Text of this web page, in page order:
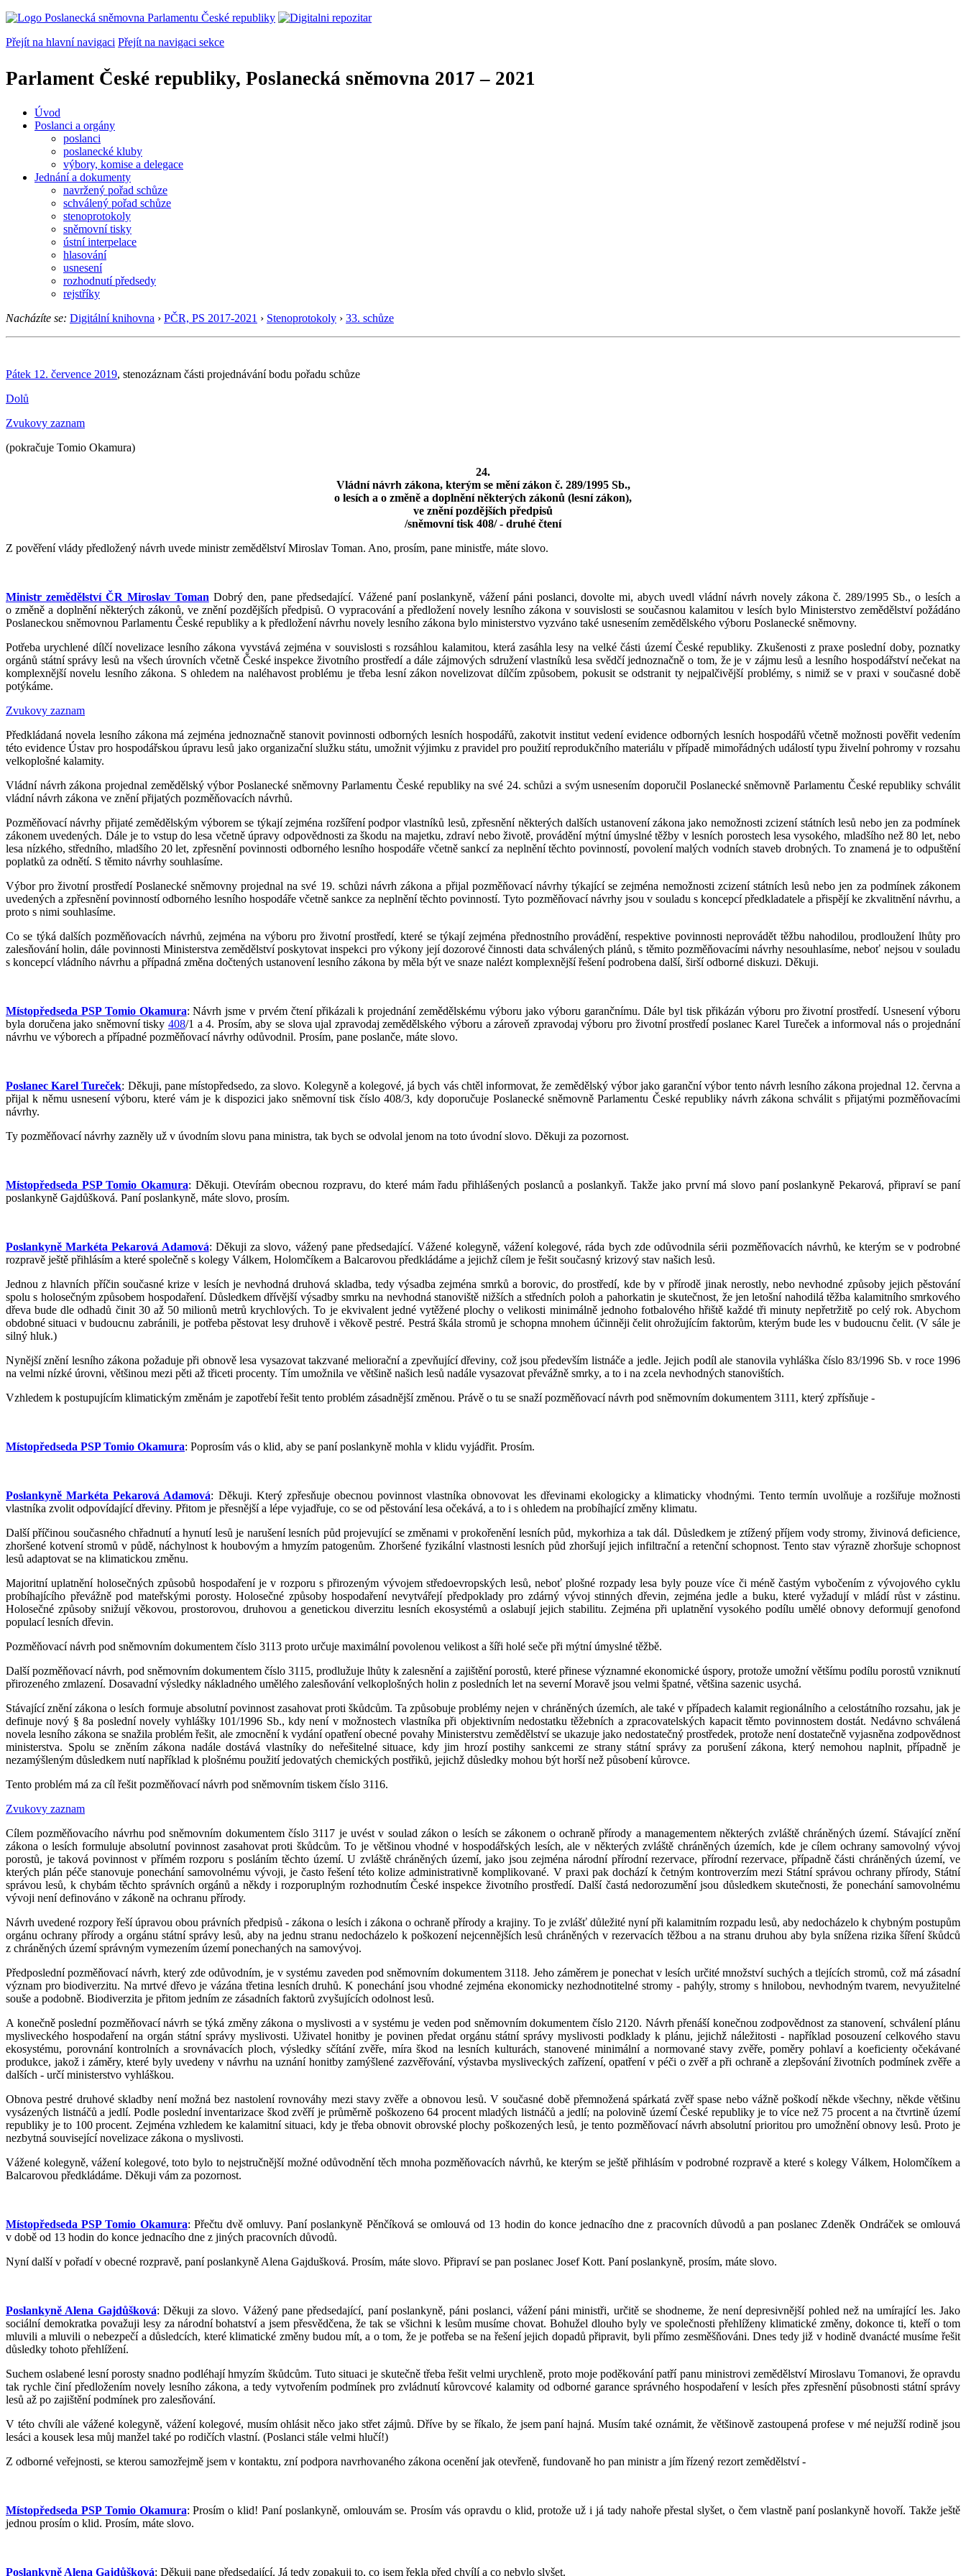
Přejít na hlavní navigaci Přejít na navigaci sekce
Parlament České republiky, Poslanecká sněmovna 2017 – 2021
Úvod
Poslanci a orgány
poslanci
poslanecké kluby
výbory, komise a delegace
Jednání a dokumenty
navržený pořad schůze
schválený pořad schůze
stenoprotokoly
sněmovní tisky
ústní interpelace
hlasování
usnesení
rozhodnutí předsedy
rejstříky
Nacházíte se: Digitální knihovna › PČR, PS 2017-2021 › Stenoprotokoly › 33. schůze
Pátek 12. července 2019, stenozáznam části projednávání bodu pořadu schůze
Dolů
Zvukovy zaznam
(pokračuje Tomio Okamura)
24.
Vládní návrh zákona, kterým se mění zákon č. 289/1995 Sb.,
o lesích a o změně a doplnění některých zákonů (lesní zákon),
ve znění pozdějších předpisů
/sněmovní tisk 408/ - druhé čtení
Z pověření vlády předložený návrh uvede ministr zemědělství Miroslav Toman. Ano, prosím, pane ministře, máte slovo.
Ministr zemědělství ČR Miroslav Toman Dobrý den, pane předsedající. Vážené paní poslankyně, vážení páni poslanci, dovolte mi, abych uvedl vládní návrh novely zákona č. 289/1995 Sb., o lesích a
o změně a doplnění některých zákonů, ve znění pozdějších předpisů. O vypracování a předložení novely lesního zákona v souvislosti se současnou kalamitou v lesích bylo Ministerstvo zemědělství požádáno
Poslaneckou sněmovnou Parlamentu České republiky a k předložení návrhu novely lesního zákona bylo ministerstvo vyzváno také usnesením zemědělského výboru Poslanecké sněmovny.
Potřeba urychlené dílčí novelizace lesního zákona vyvstává zejména v souvislosti s rozsáhlou kalamitou, která zasáhla lesy na velké části území České republiky. Zkušenosti z praxe poslední doby, poznatky
orgánů státní správy lesů na všech úrovních včetně České inspekce životního prostředí a dále zájmových sdružení vlastníků lesa svědčí jednoznačně o tom, že je v zájmu lesů a lesního hospodářství nečekat na
komplexnější novelu lesního zákona. S ohledem na naléhavost problému je třeba lesní zákon novelizovat dílčím způsobem, pokusit se odstranit ty nejpalčivější problémy, s nimiž se v praxi v současné době
potýkáme.
Zvukovy zaznam
Předkládaná novela lesního zákona má zejména jednoznačně stanovit povinnosti odborných lesních hospodářů, zakotvit institut vedení evidence odborných lesních hospodářů včetně možnosti pověřit vedením
této evidence Ústav pro hospodářskou úpravu lesů jako organizační služku státu, umožnit výjimku z pravidel pro použití reprodukčního materiálu v případě mimořádných událostí typu živelní pohromy v rozsahu
velkoplošné kalamity.
Vládní návrh zákona projednal zemědělský výbor Poslanecké sněmovny Parlamentu České republiky na své 24. schůzi a svým usnesením doporučil Poslanecké sněmovně Parlamentu České republiky schválit
vládní návrh zákona ve znění přijatých pozměňovacích návrhů.
Pozměňovací návrhy přijaté zemědělským výborem se týkají zejména rozšíření podpor vlastníků lesů, zpřesnění některých dalších ustanovení zákona jako nemožnosti zcizení státních lesů nebo jen za podmínek
zákonem uvedených. Dále je to vstup do lesa včetně úpravy odpovědnosti za škodu na majetku, zdraví nebo životě, provádění mýtní úmyslné těžby v lesních porostech lesa vysokého, mladšího než 80 let, nebo
lesa nízkého, středního, mladšího 20 let, zpřesnění povinnosti odborného lesního hospodáře včetně sankcí za neplnění těchto povinností, povolení malých vodních staveb drobných. To znamená je to odpuštění
poplatků za odnětí. S těmito návrhy souhlasíme.
Výbor pro životní prostředí Poslanecké sněmovny projednal na své 19. schůzi návrh zákona a přijal pozměňovací návrhy týkající se zejména nemožnosti zcizení státních lesů nebo jen za podmínek zákonem
uvedených a zpřesnění povinností odborného lesního hospodáře včetně sankce za neplnění těchto povinností. Tyto pozměňovací návrhy jsou v souladu s koncepcí předkladatele a přispějí ke zkvalitnění návrhu, a
proto s nimi souhlasíme.
Co se týká dalších pozměňovacích návrhů, zejména na výboru pro životní prostředí, které se týkají zejména přednostního provádění, respektive povinnosti neprovádět těžbu nahodilou, prodloužení lhůty pro
zalesňování holin, dále povinnosti Ministerstva zemědělství poskytovat inspekci pro výkony její dozorové činnosti data schválených plánů, s těmito pozměňovacími návrhy nesouhlasíme, neboť nejsou v souladu
s koncepcí vládního návrhu a případná změna dočtených ustanovení lesního zákona by měla být ve snaze nalézt komplexnější řešení podrobena další, širší odborné diskuzi. Děkuji.
Místopředseda PSP Tomio Okamura: Návrh jsme v prvém čtení přikázali k projednání zemědělskému výboru jako výboru garančnímu. Dále byl tisk přikázán výboru pro životní prostředí. Usnesení výboru
byla doručena jako sněmovní tisky 408/1 a 4. Prosím, aby se slova ujal zpravodaj zemědělského výboru a zároveň zpravodaj výboru pro životní prostředí poslanec Karel Tureček a informoval nás o projednání
návrhu ve výborech a případné pozměňovací návrhy odůvodnil. Prosím, pane poslanče, máte slovo.
Poslanec Karel Tureček: Děkuji, pane místopředsedo, za slovo. Kolegyně a kolegové, já bych vás chtěl informovat, že zemědělský výbor jako garanční výbor tento návrh lesního zákona projednal 12. června a
přijal k němu usnesení výboru, které vám je k dispozici jako sněmovní tisk číslo 408/3, kdy doporučuje Poslanecké sněmovně Parlamentu České republiky návrh zákona schválit s přijatými pozměňovacími
návrhy.
Ty pozměňovací návrhy zazněly už v úvodním slovu pana ministra, tak bych se odvolal jenom na toto úvodní slovo. Děkuji za pozornost.
Místopředseda PSP Tomio Okamura: Děkuji. Otevírám obecnou rozpravu, do které mám řadu přihlášených poslanců a poslankyň. Takže jako první má slovo paní poslankyně Pekarová, připraví se paní
poslankyně Gajdůšková. Paní poslankyně, máte slovo, prosím.
Poslankyně Markéta Pekarová Adamová: Děkuji za slovo, vážený pane předsedající. Vážené kolegyně, vážení kolegové, ráda bych zde odůvodnila sérii pozměňovacích návrhů, ke kterým se v podrobné
rozpravě ještě přihlásím a které společně s kolegy Válkem, Holomčíkem a Balcarovou předkládáme a jejichž cílem je řešit současný krizový stav našich lesů.
Jednou z hlavních příčin současné krize v lesích je nevhodná druhová skladba, tedy výsadba zejména smrků a borovic, do prostředí, kde by v přírodě jinak nerostly, nebo nevhodné způsoby jejich pěstování
spolu s holosečným způsobem hospodaření. Důsledkem dřívější výsadby smrku na nevhodná stanoviště nižších a středních poloh a pahorkatin je skutečnost, že jen letošní nahodilá těžba kalamitního smrkového
dřeva bude dle odhadů činit 30 až 50 milionů metrů krychlových. To je ekvivalent jedné vytěžené plochy o velikosti minimálně jednoho fotbalového hřiště každé tři minuty nepřetržitě po celý rok. Abychom
obdobné situaci v budoucnu zabránili, je potřeba pěstovat lesy druhově i věkově pestré. Pestrá škála stromů je schopna mnohem účinněji čelit ohrožujícím faktorům, kterým bude les v budoucnu čelit. (V sále je
silný hluk.)
Nynější znění lesního zákona požaduje při obnově lesa vysazovat takzvané meliorační a zpevňující dřeviny, což jsou především listnáče a jedle. Jejich podíl ale stanovila vyhláška číslo 83/1996 Sb. v roce 1996
na velmi nízké úrovni, většinou mezi pěti až třiceti procenty. Tím umožnila ve většině našich lesů nadále vysazovat převážně smrky, a to i na zcela nevhodných stanovištích.
Vzhledem k postupujícím klimatickým změnám je zapotřebí řešit tento problém zásadnější změnou. Právě o tu se snaží pozměňovací návrh pod sněmovním dokumentem 3111, který zpřísňuje -
Místopředseda PSP Tomio Okamura: Poprosím vás o klid, aby se paní poslankyně mohla v klidu vyjádřit. Prosím.
Poslankyně Markéta Pekarová Adamová: Děkuji. Který zpřesňuje obecnou povinnost vlastníka obnovovat les dřevinami ekologicky a klimaticky vhodnými. Tento termín uvolňuje a rozšiřuje možnosti
vlastníka zvolit odpovídající dřeviny. Přitom je přesnější a lépe vyjadřuje, co se od pěstování lesa očekává, a to i s ohledem na probíhající změny klimatu.
Další příčinou současného chřadnutí a hynutí lesů je narušení lesních půd projevující se změnami v prokořenění lesních půd, mykorhiza a tak dál. Důsledkem je ztížený příjem vody stromy, živinová deficience,
zhoršené kotvení stromů v půdě, náchylnost k houbovým a hmyzím patogenům. Zhoršené fyzikální vlastnosti lesních půd zhoršují jejich infiltrační a retenční schopnost. Tento stav výrazně zhoršuje schopnost
lesů adaptovat se na klimatickou změnu.
Majoritní uplatnění holosečných způsobů hospodaření je v rozporu s přirozeným vývojem středoevropských lesů, neboť plošné rozpady lesa byly pouze více či méně častým vybočením z vývojového cyklu
probíhajícího převážně pod mateřskými porosty. Holosečné způsoby hospodaření nevytvářejí předpoklady pro zdárný vývoj stinných dřevin, zejména jedle a buku, které vyžadují v mládí růst v zástinu.
Holosečné způsoby snižují věkovou, prostorovou, druhovou a genetickou diverzitu lesních ekosystémů a oslabují jejich stabilitu. Zejména při uplatnění vysokého podílu umělé obnovy deformují genofond
populací lesních dřevin.
Pozměňovací návrh pod sněmovním dokumentem číslo 3113 proto určuje maximální povolenou velikost a šíři holé seče při mýtní úmyslné těžbě.
Další pozměňovací návrh, pod sněmovním dokumentem číslo 3115, prodlužuje lhůty k zalesnění a zajištění porostů, které přinese významné ekonomické úspory, protože umožní většímu podílu porostů vzniknutí
přirozeného zmlazení. Dosavadní výsledky nákladného umělého zalesňování velkoplošných holin z posledních let na severní Moravě jsou velmi špatné, většina sazenic usychá.
Stávající znění zákona o lesích formuje absolutní povinnost zasahovat proti škůdcům. Ta způsobuje problémy nejen v chráněných územích, ale také v případech kalamit regionálního a celostátního rozsahu, jak je
definuje nový § 8a poslední novely vyhlášky 101/1996 Sb., kdy není v možnostech vlastníka při objektivním nedostatku těžebních a zpracovatelských kapacit těmto povinnostem dostát. Nedávno schválená
novela lesního zákona se snažila problém řešit, ale zmocnění k vydání opatření obecné povahy Ministerstvu zemědělství se ukazuje jako nedostatečný prostředek, protože není dostatečně vyjasněna zodpovědnost
ministerstva. Spolu se zněním zákona nadále dostává vlastníky do neřešitelné situace, kdy jim hrozí postihy sankcemi ze strany státní správy za porušení zákona, který nemohou naplnit, případně je
nezamýšleným důsledkem nutí například k plošnému použití jedovatých chemických postřiků, jejichž důsledky mohou být horší než působení kůrovce.
Tento problém má za cíl řešit pozměňovací návrh pod sněmovním tiskem číslo 3116.
Zvukovy zaznam
Cílem pozměňovacího návrhu pod sněmovním dokumentem číslo 3117 je uvést v soulad zákon o lesích se zákonem o ochraně přírody a managementem některých zvláště chráněných území. Stávající znění
zákona o lesích formuluje absolutní povinnost zasahovat proti škůdcům. To je většinou vhodné v hospodářských lesích, ale v některých zvláště chráněných územích, kde je cílem ochrany samovolný vývoj
porostů, je taková povinnost v přímém rozporu s posláním těchto území. U zvláště chráněných území, jako jsou zejména národní přírodní rezervace, přírodní rezervace, případně části chráněných území, ve
kterých plán péče stanovuje ponechání samovolnému vývoji, je často řešení této kolize administrativně komplikované. V praxi pak dochází k četným kontroverzím mezi Státní správou ochrany přírody, Státní
správou lesů, k chybám těchto správních orgánů a někdy i rozporuplným rozhodnutím České inspekce životního prostředí. Další častá nedorozumění jsou důsledkem skutečnosti, že ponechání samovolnému
vývoji není definováno v zákoně na ochranu přírody.
Návrh uvedené rozpory řeší úpravou obou právních předpisů - zákona o lesích i zákona o ochraně přírody a krajiny. To je zvlášť důležité nyní při kalamitním rozpadu lesů, aby nedocházelo k chybným postupům
orgánu ochrany přírody a orgánu státní správy lesů, aby na jednu stranu nedocházelo k poškození nejcennějších lesů chráněných v rezervacích těžbou a na stranu druhou aby byla snížena rizika šíření škůdců
z chráněných území správným vymezením území ponechaných na samovývoj.
Předposlední pozměňovací návrh, který zde odůvodním, je v systému zaveden pod sněmovním dokumentem 3118. Jeho záměrem je ponechat v lesích určité množství suchých a tlejících stromů, což má zásadní
význam pro biodiverzitu. Na mrtvé dřevo je vázána třetina lesních druhů. K ponechání jsou vhodné zejména ekonomicky nezhodnotitelné stromy - pahýly, stromy s hnilobou, nevhodným tvarem, nevyužitelné
souše a podobně. Biodiverzita je přitom jedním ze zásadních faktorů zvyšujících odolnost lesů.
A konečně poslední pozměňovací návrh se týká změny zákona o myslivosti a v systému je veden pod sněmovním dokumentem číslo 2120. Návrh přenáší konečnou zodpovědnost za stanovení, schválení plánu
mysliveckého hospodaření na orgán státní správy myslivosti. Uživatel honitby je povinen předat orgánu státní správy myslivosti podklady k plánu, jejichž náležitosti - například posouzení celkového stavu
ekosystému, porovnání kontrolních a srovnávacích ploch, výsledky sčítání zvěře, míra škod na lesních kulturách, stanovené minimální a normované stavy zvěře, poměry pohlaví a koeficienty očekávané
produkce, jakož i záměry, které byly uvedeny v návrhu na uznání honitby zamýšlené zazvěřování, výstavba mysliveckých zařízení, opatření v péči o zvěř a při ochraně a zlepšování životních podmínek zvěře a
dalších - určí ministerstvo vyhláškou.
Obnova pestré druhové skladby není možná bez nastolení rovnováhy mezi stavy zvěře a obnovou lesů. V současné době přemnožená spárkatá zvěř spase nebo vážně poškodí někde všechny, někde většinu
vysázených listnáčů a jedlí. Podle poslední inventarizace škod zvěří je průměrně poškozeno 64 procent mladých listnáčů a jedlí; na polovině území České republiky je to více než 75 procent a na čtvrtině území
republiky je to 100 procent. Zejména vzhledem ke kalamitní situaci, kdy je třeba obnovit obrovské plochy poškozených lesů, je tento pozměňovací návrh absolutní prioritou pro umožnění obnovy lesů. Proto je
nezbytná související novelizace zákona o myslivosti.
Vážené kolegyně, vážení kolegové, toto bylo to nejstručnější možné odůvodnění těch mnoha pozměňovacích návrhů, ke kterým se ještě přihlásím v podrobné rozpravě a které s kolegy Válkem, Holomčíkem a
Balcarovou předkládáme. Děkuji vám za pozornost.
Místopředseda PSP Tomio Okamura: Přečtu dvě omluvy. Paní poslankyně Pěnčíková se omlouvá od 13 hodin do konce jednacího dne z pracovních důvodů a pan poslanec Zdeněk Ondráček se omlouvá
v době od 13 hodin do konce jednacího dne z jiných pracovních důvodů.
Nyní další v pořadí v obecné rozpravě, paní poslankyně Alena Gajdušková. Prosím, máte slovo. Připraví se pan poslanec Josef Kott. Paní poslankyně, prosím, máte slovo.
Poslankyně Alena Gajdůšková: Děkuji za slovo. Vážený pane předsedající, paní poslankyně, páni poslanci, vážení páni ministři, určitě se shodneme, že není depresivnější pohled než na umírající les. Jako
sociální demokratka považuji lesy za národní bohatství a jsem přesvědčena, že tak se všichni k lesům musíme chovat. Bohužel dlouho byly ve společnosti přehlíženy klimatické změny, dokonce ti, kteří o tom
mluvili a mluvili o nebezpečí a důsledcích, které klimatické změny budou mít, a o tom, že je potřeba se na řešení jejich dopadů připravit, byli přímo zesměšňováni. Dnes tedy již v hodině dvanácté musíme řešit
důsledky tohoto přehlížení.
Suchem oslabené lesní porosty snadno podléhají hmyzím škůdcům. Tuto situaci je skutečně třeba řešit velmi urychleně, proto moje poděkování patří panu ministrovi zemědělství Miroslavu Tomanovi, že opravdu
tak rychle činí předložením novely lesního zákona, a tedy vytvořením podmínek pro zvládnutí kůrovcové kalamity od odborné garance správného hospodaření v lesích přes zpřesnění působnosti státní správy
lesů až po zajištění podmínek pro zalesňování.
V této chvíli ale vážené kolegyně, vážení kolegové, musím ohlásit něco jako střet zájmů. Dříve by se říkalo, že jsem paní hajná. Musím také oznámit, že většinově zastoupená profese v mé nejužší rodině jsou
lesáci a kousek lesa můj manžel také po rodičích vlastní. (Poslanci stále velmi hlučí!)
Z odborné veřejnosti, se kterou samozřejmě jsem v kontaktu, zní podpora navrhovaného zákona ocenění jak otevřeně, fundovaně ho pan ministr a jím řízený rezort zemědělství -
Místopředseda PSP Tomio Okamura: Prosím o klid! Paní poslankyně, omlouvám se. Prosím vás opravdu o klid, protože už i já tady nahoře přestal slyšet, o čem vlastně paní poslankyně hovoří. Takže ještě
jednou prosím o klid. Prosím, máte slovo.
Poslankyně Alena Gajdůšková: Děkuji pane předsedající. Já tedy zopakuji to, co jsem řekla před chvílí a co nebylo slyšet.